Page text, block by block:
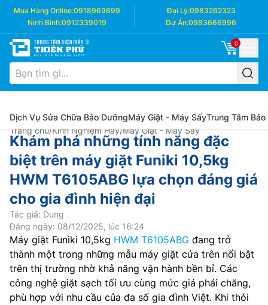
Mua Hàng Online:0918969699 Đại Lý:0983262323
Ninh Bình:0912339019 Dự Án:0983666996
0
Dịch Vụ Sửa Chữa Bảo DưỡngMáy Giặt - Máy SấyTrung Tâm Bảo
Trang chủ/Kinh Nghiệm Hay/Máy Giặt - Máy Sấy
Khám phá những tính năng đặc
biệt trên máy giặt Funiki 10,5kg
HWM T6105ABG lựa chọn đáng giá
cho gia đình hiện đại
Tác giả: Dung
Đăng ngày: 08/12/2025, lúc 16:24
Máy giặt Funiki 10,5kg HWM T6105ABG đang trở
thành một trong những mẫu máy giặt cửa trên nổi bật
trên thị trường nhờ khả năng vận hành bền bỉ. Các
công nghệ giặt sạch tối ưu cùng mức giá phải chăng,
phù hợp với nhu cầu của đa số gia đình Việt. Khi thói